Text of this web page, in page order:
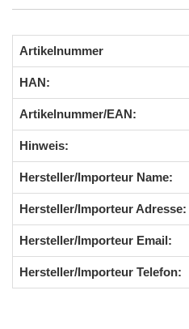
Artikelnummer
HAN:
Artikelnummer/EAN:
Hinweis:
Hersteller/Importeur Name:
Hersteller/Importeur Adresse:
Hersteller/Importeur Email:
Hersteller/Importeur Telefon: